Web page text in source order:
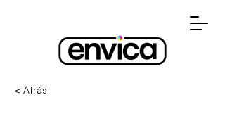
< Atrás